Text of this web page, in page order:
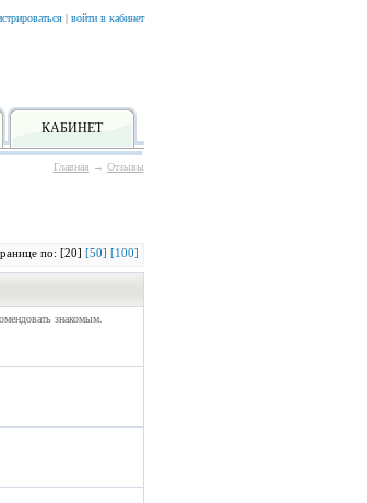
| войти в кабинет
КАБИНЕТ
Главная → Отзывы
по: [20] [50] [100]
знакомым.